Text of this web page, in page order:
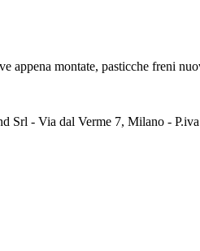
appena montate, pasticche freni
Srl - Via dal Verme 7, Milano -